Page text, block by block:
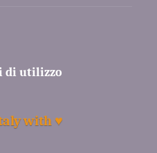
di utilizzo
with ♥